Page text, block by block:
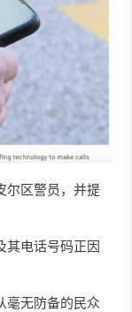
尔区警员，并提
其电话号码正因
毫无防备的民众